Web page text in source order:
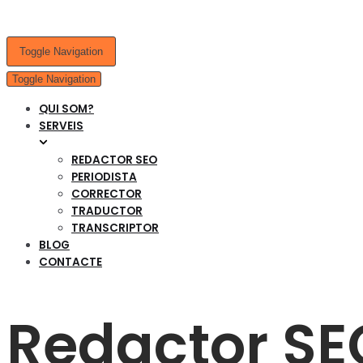
Toggle Navigation
Toggle Navigation
QUI SOM?
SERVEIS
REDACTOR SEO
PERIODISTA
CORRECTOR
TRADUCTOR
TRANSCRIPTOR
BLOG
CONTACTE
Redactor